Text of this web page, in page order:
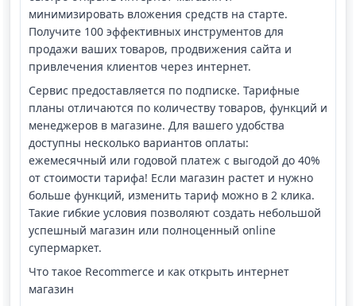
минимизировать вложения средств на старте.
Получите 100 эффективных инструментов для
продажи ваших товаров, продвижения сайта и
привлечения клиентов через интернет.
Сервис предоставляется по подписке. Тарифные
планы отличаются по количеству товаров, функций и
менеджеров в магазине. Для вашего удобства
доступны несколько вариантов оплаты:
ежемесячный или годовой платеж с выгодой до 40%
от стоимости тарифа! Если магазин растет и нужно
больше функций, изменить тариф можно в 2 клика.
Такие гибкие условия позволяют создать небольшой
успешный магазин или полноценный online
супермаркет.
Что такое Recommerce и как открыть интернет
магазин